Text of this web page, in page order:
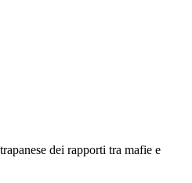
dei rapporti tra mafie e